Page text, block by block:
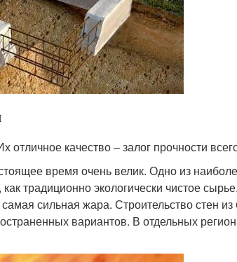
качество – залог прочности
время очень велик. Одно из
традиционно экологически чистое
сильная жара. Строительство стен из
вариантов. В отдельных